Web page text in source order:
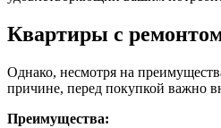
Квартиры с
Однако, несмотря на
причине, перед покупкой важно
Преимущества: